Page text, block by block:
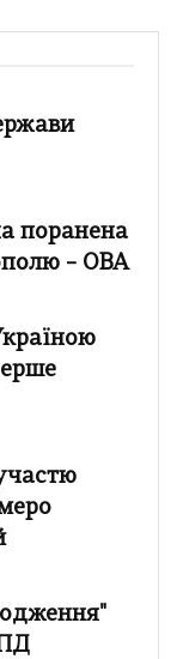
поранена
– ОВА